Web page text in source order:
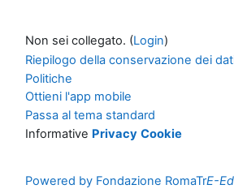
Non sei collegato. (Login)
Riepilogo della conservazione dei
Politiche
Ottieni l'app mobile
Passa al tema standard
Informative Privacy Cookie
Powered by Fondazione RomaTrE-